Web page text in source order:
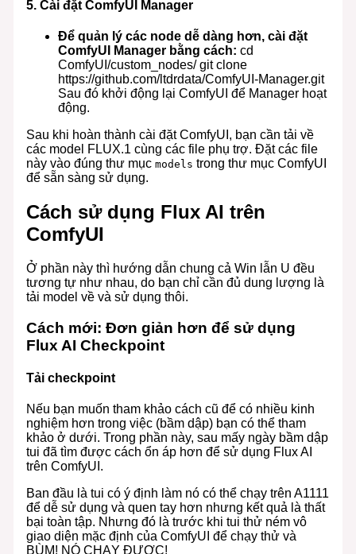
5. Cài đặt ComfyUI Manager
Để quản lý các node dễ dàng hơn, cài đặt
ComfyUI Manager bằng cách: cd
ComfyUI/custom_nodes/ git clone
https://github.com/ltdrdata/ComfyUI-Manager.git
Sau đó khởi động lại ComfyUI để Manager hoạt
động.
Sau khi hoàn thành cài đặt ComfyUI, bạn cần tải về
các model FLUX.1 cùng các file phụ trợ. Đặt các file
này vào đúng thư mục models trong thư mục ComfyUI
để sẵn sàng sử dụng.
Cách sử dụng Flux AI trên
ComfyUI
Ở phần này thì hướng dẫn chung cả Win lẫn U đều
tương tự như nhau, do bạn chỉ cần đủ dung lượng là
tải model về và sử dụng thôi.
Cách mới: Đơn giản hơn để sử dụng
Flux AI Checkpoint
Tải checkpoint
Nếu bạn muốn tham khảo cách cũ để có nhiều kinh
nghiệm hơn trong việc (bầm dập) bạn có thể tham
khảo ở dưới. Trong phần này, sau mấy ngày bầm dập
tui đã tìm được cách ổn áp hơn để sử dụng Flux AI
trên ComfyUI.
Ban đầu là tui có ý định làm nó có thể chạy trên A1111
để dễ sử dụng và quen tay hơn nhưng kết quả là thất
bại toàn tập. Nhưng đó là trước khi tui thử ném vô
giao diện mặc định của ComfyUI để chạy thử và
BÙM! NÓ CHẠY ĐƯỢC!